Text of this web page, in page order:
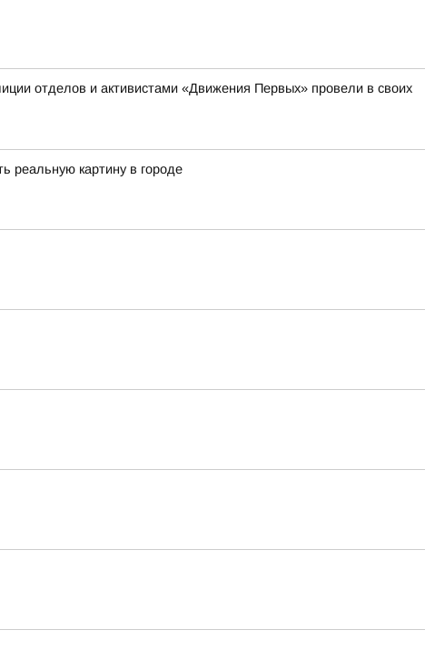
отделов и активистами «Движения Первых» провели в своих
реальную картину в городе